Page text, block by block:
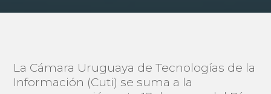
La Cámara Uruguaya de Tecnologías de la
Información (Cuti) se suma a la